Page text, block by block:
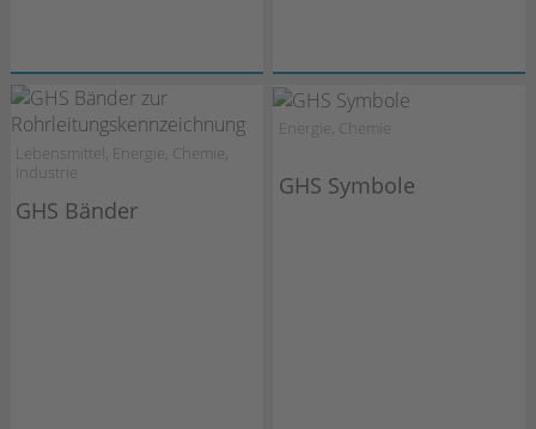
Lebensmittel, Energie, Chemie,
Industrie
GHS Bänder
Energie, Chemie
GHS Symbole